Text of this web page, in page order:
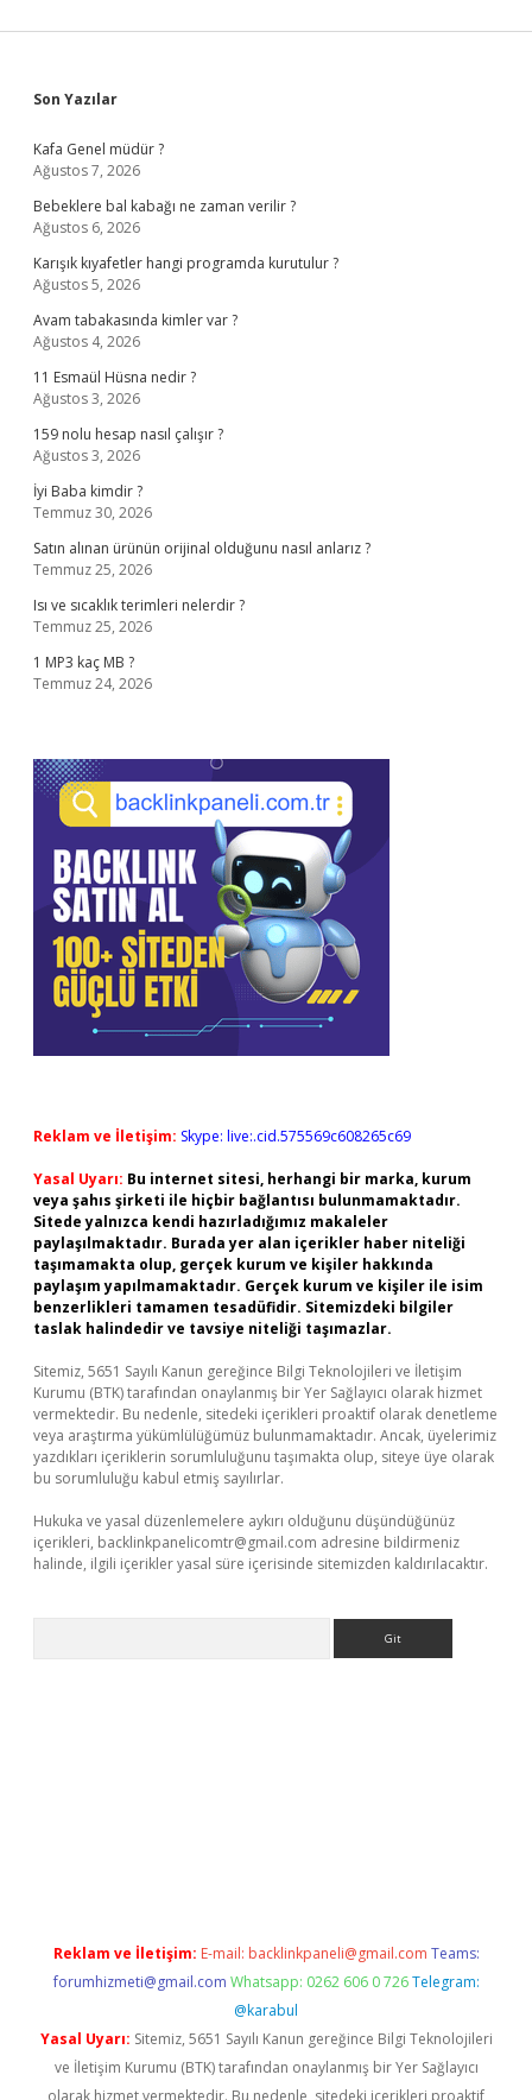
Sidebar
Son Yazılar
Kafa Genel müdür ?
Ağustos 7, 2026
Bebeklere bal kabağı ne zaman verilir ?
Ağustos 6, 2026
Karışık kıyafetler hangi programda kurutulur ?
Ağustos 5, 2026
Avam tabakasında kimler var ?
Ağustos 4, 2026
11 Esmaül Hüsna nedir ?
Ağustos 3, 2026
159 nolu hesap nasıl çalışır ?
Ağustos 3, 2026
İyi Baba kimdir ?
Temmuz 30, 2026
Satın alınan ürünün orijinal olduğunu nasıl anlarız ?
Temmuz 25, 2026
Isı ve sıcaklık terimleri nelerdir ?
Temmuz 25, 2026
1 MP3 kaç MB ?
Temmuz 24, 2026
Reklam ve İletişim: Skype: live:.cid.575569c608265c69
Yasal Uyarı: Bu internet sitesi, herhangi bir marka, kurum
veya şahıs şirketi ile hiçbir bağlantısı bulunmamaktadır.
Sitede yalnızca kendi hazırladığımız makaleler
paylaşılmaktadır. Burada yer alan içerikler haber niteliği
taşımamakta olup, gerçek kurum ve kişiler hakkında
paylaşım yapılmamaktadır. Gerçek kurum ve kişiler ile isim
benzerlikleri tamamen tesadüfidir. Sitemizdeki bilgiler
taslak halindedir ve tavsiye niteliği taşımazlar.
Sitemiz, 5651 Sayılı Kanun gereğince Bilgi Teknolojileri ve İletişim
Kurumu (BTK) tarafından onaylanmış bir Yer Sağlayıcı olarak hizmet
vermektedir. Bu nedenle, sitedeki içerikleri proaktif olarak denetleme
veya araştırma yükümlülüğümüz bulunmamaktadır. Ancak, üyelerimiz
yazdıkları içeriklerin sorumluluğunu taşımakta olup, siteye üye olarak
bu sorumluluğu kabul etmiş sayılırlar.
Hukuka ve yasal düzenlemelere aykırı olduğunu düşündüğünüz
içerikleri, backlinkpanelicomtr@gmail.com adresine bildirmeniz
halinde, ilgili içerikler yasal süre içerisinde sitemizden kaldırılacaktır.
Reklam ve İletişim: E-mail: backlinkpaneli@gmail.com Teams:
forumhizmeti@gmail.com Whatsapp: 0262 606 0 726 Telegram:
@karabul
Yasal Uyarı: Sitemiz, 5651 Sayılı Kanun gereğince Bilgi Teknolojileri
ve İletişim Kurumu (BTK) tarafından onaylanmış bir Yer Sağlayıcı
olarak hizmet vermektedir. Bu nedenle, sitedeki içerikleri proaktif